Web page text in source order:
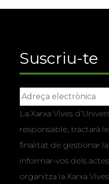
Suscriu-te
La Xarxa Vives
responsable, tractarà
finalitat de gestionar
informar-vos dels
organitza la Xarxa